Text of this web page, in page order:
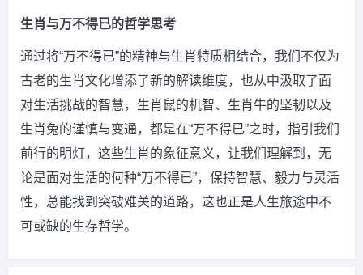
生肖与万不得已的哲学思考
通过将“万不得已”的精神与生肖特质相结合，我们不仅为
古老的生肖文化增添了新的解读维度，也从中汲取了面
对生活挑战的智慧，生肖鼠的机智、生肖牛的坚韧以及
生肖兔的谨慎与变通，都是在“万不得已”之时，指引我们
前行的明灯，这些生肖的象征意义，让我们理解到，无
论是面对生活的何种“万不得已”，保持智慧、毅力与灵活
性，总能找到突破难关的道路，这也正是人生旅途中不
可或缺的生存哲学。